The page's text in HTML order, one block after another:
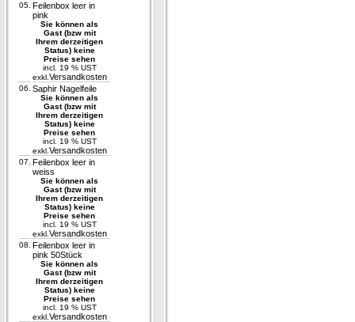
05. Feilenbox leer in
pink
Sie können als
Gast (bzw mit
Ihrem derzeitigen
Status) keine
Preise sehen
incl. 19 % UST
exkl. Versandkosten
06. Saphir Nagelfeile
Sie können als
Gast (bzw mit
Ihrem derzeitigen
Status) keine
Preise sehen
incl. 19 % UST
exkl. Versandkosten
07. Feilenbox leer in
weiss
Sie können als
Gast (bzw mit
Ihrem derzeitigen
Status) keine
Preise sehen
incl. 19 % UST
exkl. Versandkosten
08. Feilenbox leer in
pink 50Stück
Sie können als
Gast (bzw mit
Ihrem derzeitigen
Status) keine
Preise sehen
incl. 19 % UST
exkl. Versandkosten